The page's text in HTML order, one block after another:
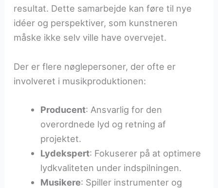
resultat. Dette samarbejde kan føre til nye
idéer og perspektiver, som kunstneren
måske ikke selv ville have overvejet.
Der er flere nøglepersoner, der ofte er
involveret i musikproduktionen:
Producent: Ansvarlig for den
overordnede lyd og retning af
projektet.
Lydekspert: Fokuserer på at optimere
lydkvaliteten under indspilningen.
Musikere: Spiller instrumenter og